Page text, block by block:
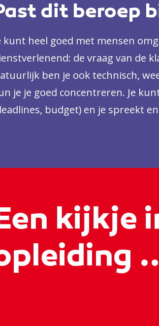
dit beroep
kunt heel goed met mensen
de vraag van de
ben je ook technisch,
je je goed concentreren. Je
budget) en je spreekt
kijkje